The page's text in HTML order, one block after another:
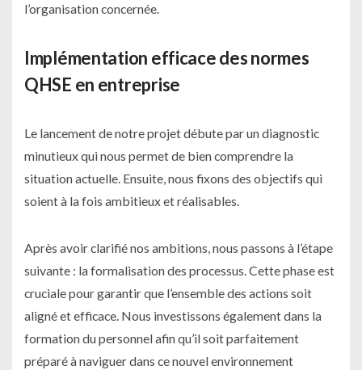
l’organisation concernée.
Implémentation efficace des normes
QHSE en entreprise
Le lancement de notre projet débute par un diagnostic
minutieux qui nous permet de bien comprendre la
situation actuelle. Ensuite, nous fixons des objectifs qui
soient à la fois ambitieux et réalisables.
Après avoir clarifié nos ambitions, nous passons à l’étape
suivante : la formalisation des processus. Cette phase est
cruciale pour garantir que l’ensemble des actions soit
aligné et efficace. Nous investissons également dans la
formation du personnel afin qu’il soit parfaitement
préparé à naviguer dans ce nouvel environnement